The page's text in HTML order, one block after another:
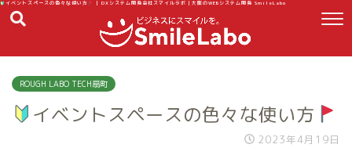
イベントスペースの色々な使い方 | DXシステム開発会社スマイルラボ｜大阪のWEBシステム開発 SmileLabo
ROUGH LABO TECH扇町
イベントスペースの色々な使い方
2023年4月19日